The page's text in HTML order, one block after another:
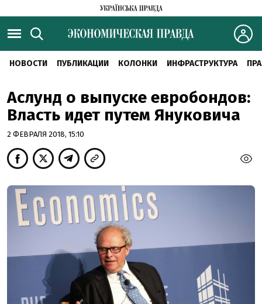
НОВОСТИ ПУБЛИКАЦИИ КОЛОНКИ ИНФРАСТРУКТУРА
Аслунд о выпуске евробондов:
Власть идет путем Януковича
2 ФЕВРАЛЯ 2018, 15:10